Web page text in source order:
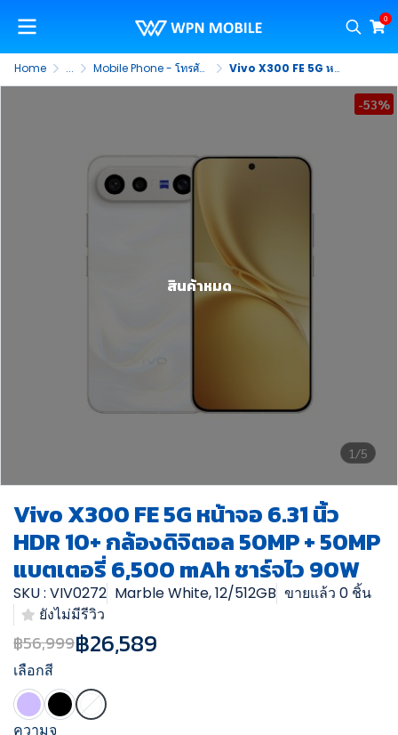
0
Home ... Mobile Phone - โทรศัพท์มือถือ Vivo X300 FE 5G หน้าจอ 6.31 นิ้ว HDR 10+ กล้องดิจิตอล 50MP + 50MP แบตเตอรี่ 6,500 mAh ชาร์จไว 90W
1/5
-53%
สินค้าหมด
Vivo X300 FE 5G หน้าจอ 6.31 นิ้ว
HDR 10+ กล้องดิจิตอล 50MP + 50MP
แบตเตอรี่ 6,500 mAh ชาร์จไว 90W
SKU : VIV0272 Marble White, 12/512GB ขายแล้ว 0 ชิ้น
ยังไม่มีรีวิว
฿56,999฿26,589
เลือกสี
ความจุ